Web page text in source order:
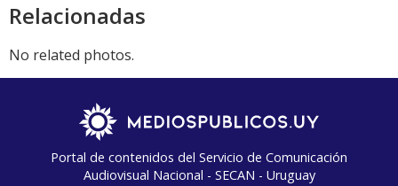
Relacionadas
No related photos.
Portal de contenidos del Servicio de Comunicación
Audiovisual Nacional - SECAN - Uruguay